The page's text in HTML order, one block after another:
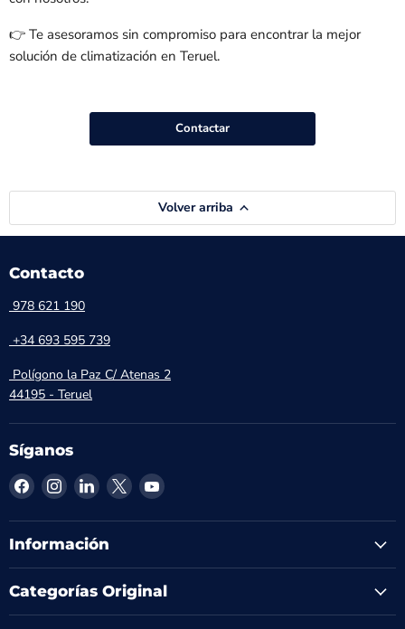
👉 Te asesoramos sin compromiso para encontrar la mejor
solución de climatización en Teruel.
Contactar
Volver arriba
Contacto
978 621 190
+34 693 595 739
Polígono la Paz C/ Atenas 2
44195 - Teruel
Síganos
Encuéntrenos
Facebook
Encuéntrenos
Instagram
Encuéntrenos
LinkedIn
Encuéntrenos
X
Encuéntrenos
YouTube
Información
Categorías Original